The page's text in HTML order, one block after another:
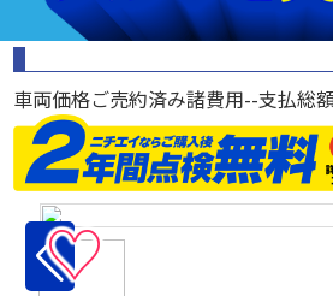
車両価格ご売約済み諸費用--支払総
♡